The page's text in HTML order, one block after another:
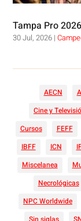
Tampa Pro
30 Jul, 2026 |
AECN
Cine y
Cursos
FEFF
IBFF
ICN
Miscelanea
Necrológicas
NPC Worldwide